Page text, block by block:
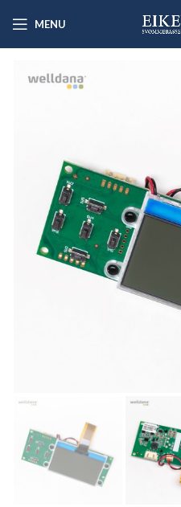
MENU